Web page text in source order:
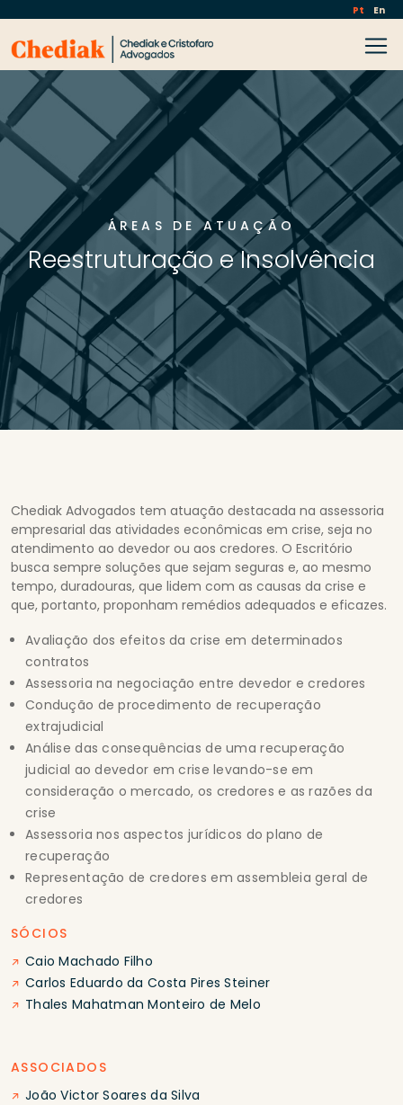
Pt En
ÁREAS DE ATUAÇÃO
Reestruturação e Insolvência
Chediak Advogados tem atuação destacada na assessoria
empresarial das atividades econômicas em crise, seja no
atendimento ao devedor ou aos credores. O Escritório
busca sempre soluções que sejam seguras e, ao mesmo
tempo, duradouras, que lidem com as causas da crise e
que, portanto, proponham remédios adequados e eficazes.
Avaliação dos efeitos da crise em determinados
contratos
Assessoria na negociação entre devedor e credores
Condução de procedimento de recuperação
extrajudicial
Análise das consequências de uma recuperação
judicial ao devedor em crise levando-se em
consideração o mercado, os credores e as razões da
crise
Assessoria nos aspectos jurídicos do plano de
recuperação
Representação de credores em assembleia geral de
credores
SÓCIOS
Caio Machado Filho
Carlos Eduardo da Costa Pires Steiner
Thales Mahatman Monteiro de Melo
ASSOCIADOS
João Victor Soares da Silva